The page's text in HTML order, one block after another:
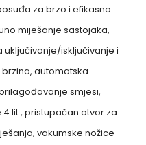
za brzo i efikasno
miješanje sastojaka,
isključivanje i
automatska
smjesi,
lit., pristupačan otvor za
vakumske nožice